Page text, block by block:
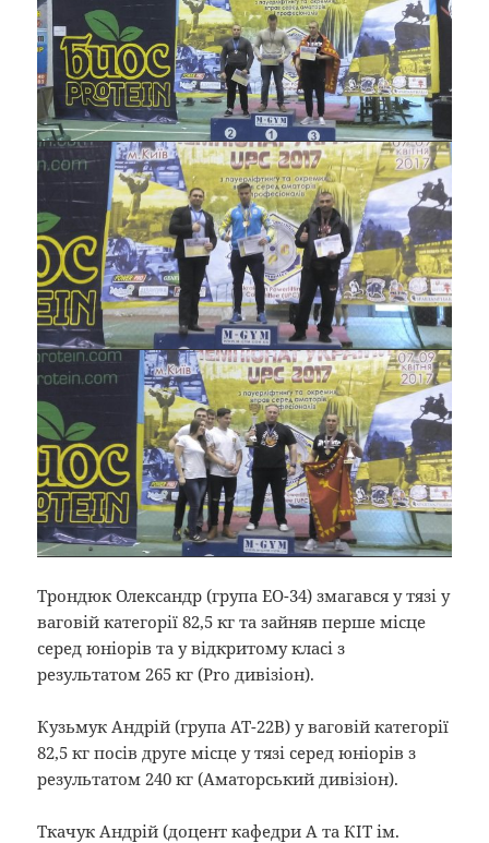
Трондюк Олександр (група ЕО-34) змагався у тязі у
ваговій категорії 82,5 кг та зайняв перше місце
серед юніорів та у відкритому класі з
результатом 265 кг (Pro дивізіон).
Кузьмук Андрій (група АТ-22В) у ваговій категорії
82,5 кг посів друге місце у тязі серед юніорів з
результатом 240 кг (Аматорський дивізіон).
Ткачук Андрій (доцент кафедри А та КІТ ім.